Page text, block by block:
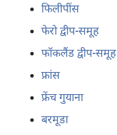
फिलीपींस
फेरो द्वीप-समूह
फॉकलैंड द्वीप-समूह
फ्रांस
फ्रेंच गुयाना
बरमूडा